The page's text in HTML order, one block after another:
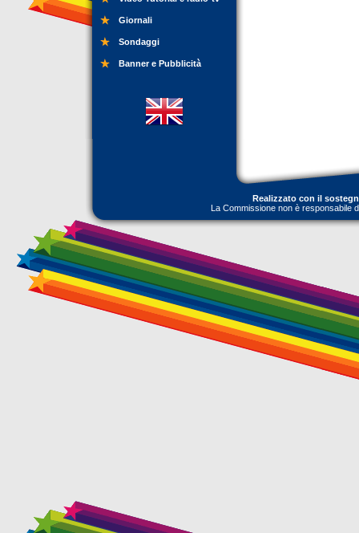
Giornali
Sondaggi
Banner e Pubblicità
Realizzato con il
La Commissione non è responsabile